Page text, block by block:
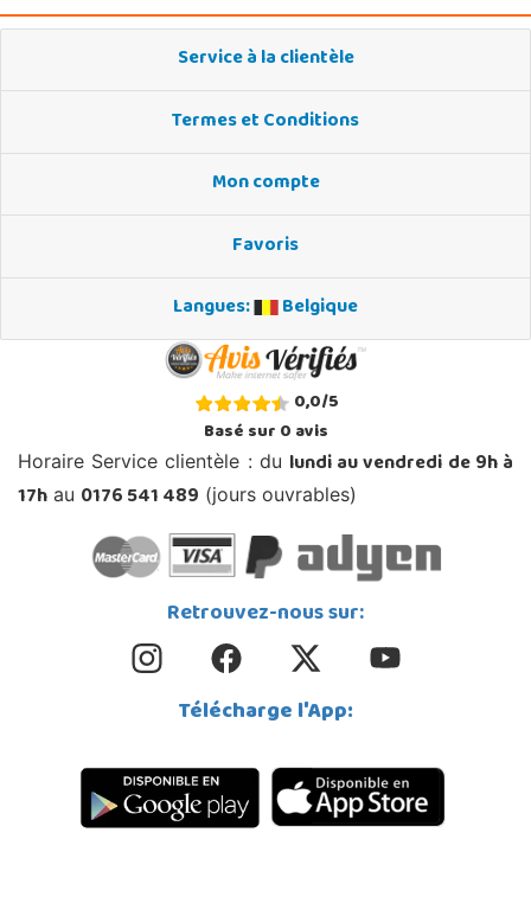
Service à la clientèle
Termes et Conditions
Mon compte
Favoris
Langues:
Belgique
0,0/5
Basé sur0avis
Horaire Service clientèle : du lundi au vendredi de 9h à
17h au 0176 541 489 (jours ouvrables)
Retrouvez-nous sur:
Télécharge l'App: